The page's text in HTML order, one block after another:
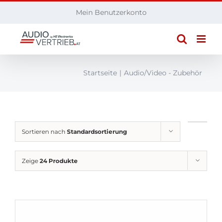
springen
Mein Benutzerkonto
Startseite Audio/Video - Zubehör
Sortieren nach Standardsortierung
Zeige 24 Produkte